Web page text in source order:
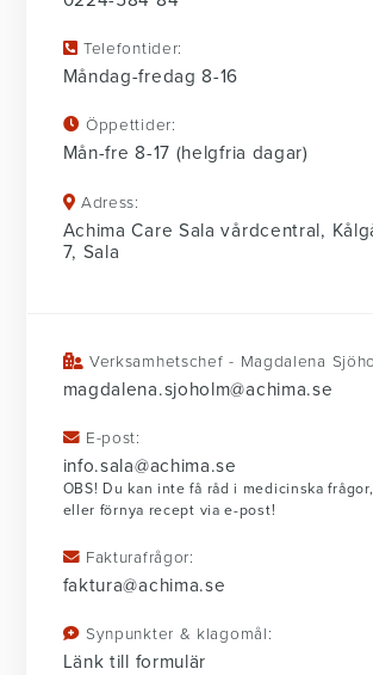
Telefontider:
Måndag-fredag 8-16
Öppettider:
Mån-fre 8-17 (helgfria dagar)
Adress:
Achima Care Sala vårdcentral,
7, Sala
Verksamhetschef - Magdalena
magdalena.sjoholm@achima.se
E-post:
info.sala@achima.se
OBS! Du kan inte få råd i medicinska
eller förnya recept via e-post!
Fakturafrågor:
faktura@achima.se
Synpunkter & klagomål:
Länk till formulär